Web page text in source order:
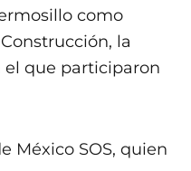
como
la
el que participaron
México SOS, quien